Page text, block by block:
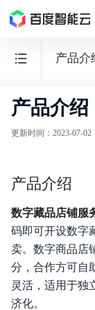
产品介
超
级
字
商
品
可
信
登
记
产品介绍
更新时间 ： 2023-07-02
产品介绍
数字藏品店铺服
码即可开设数字
卖。数字商品店
分，合作⽅可⾃
灵活，适⽤于独
济化。